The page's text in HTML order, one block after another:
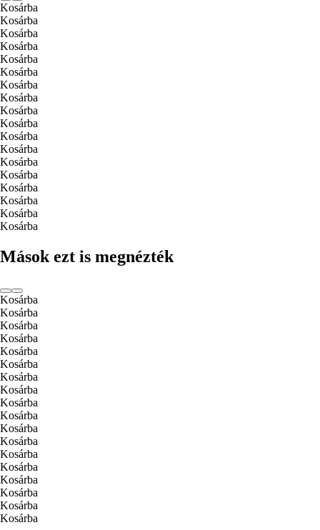
Kosárba
Kosárba
Kosárba
Kosárba
Kosárba
Kosárba
Kosárba
Kosárba
Kosárba
Kosárba
Kosárba
Kosárba
Kosárba
Kosárba
Kosárba
Kosárba
Kosárba
Kosárba
Mások ezt is megnézték
Kosárba
Kosárba
Kosárba
Kosárba
Kosárba
Kosárba
Kosárba
Kosárba
Kosárba
Kosárba
Kosárba
Kosárba
Kosárba
Kosárba
Kosárba
Kosárba
Kosárba
Kosárba